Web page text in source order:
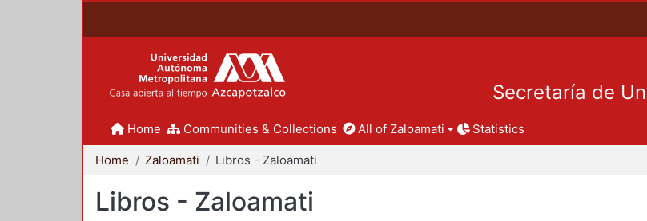
Secretaría de
Home Communities & Collections All of Zaloamati Statistics
Home Zaloamati Libros - Zaloamati
Libros - Zaloamati